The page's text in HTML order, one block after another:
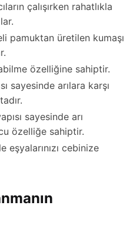
çalışırken rahatlıkla
pamuktan üretilen kumaşı
özelliğine sahiptir.
sayesinde arılara karşı
sayesinde arı
özelliğe sahiptir.
eşyalarınızı cebinize